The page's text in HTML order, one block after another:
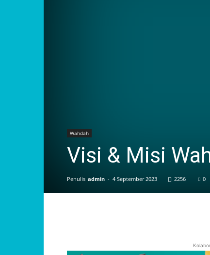
Wahdah
Visi & Misi
Penulis admin - 4 September 2023 2256 0